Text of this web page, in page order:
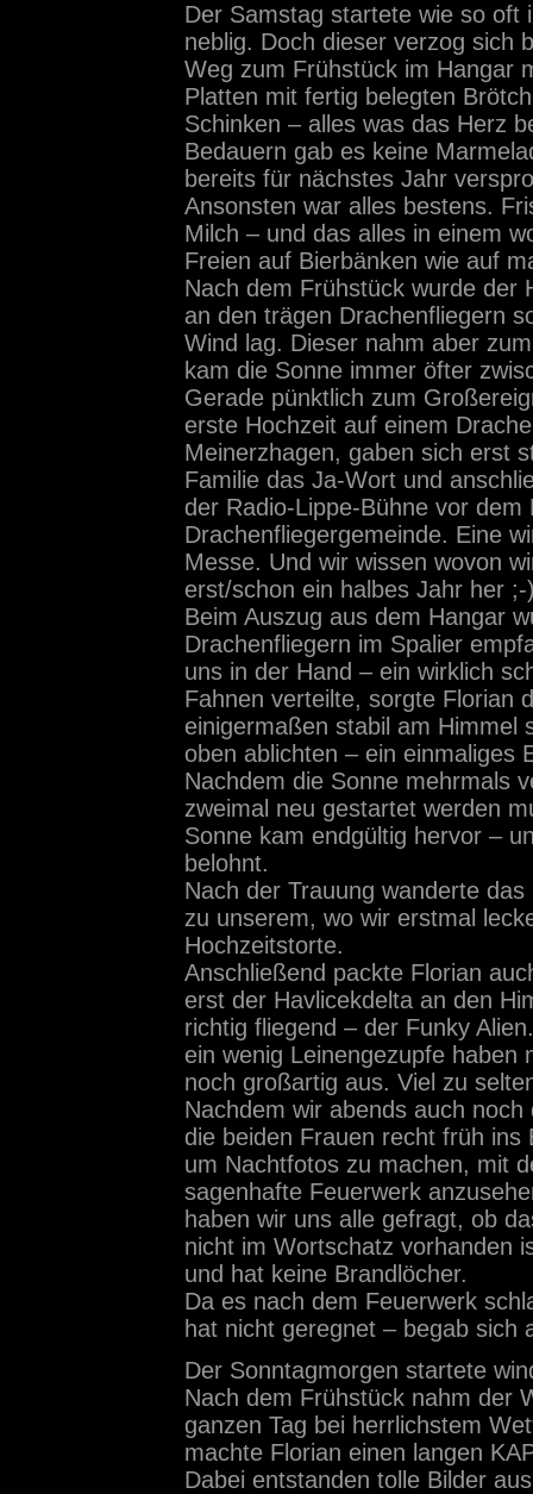
Der Samstag startete wie so oft
neblig. Doch dieser verzog sich
Weg zum Frühstück im Hangar
Platten mit fertig belegten
Schinken – alles was das Herz
Bedauern gab es keine
bereits für nächstes Jahr
Ansonsten war alles bestens.
Milch – und das alles in einem
Freien auf Bierbänken wie auf
Nach dem Frühstück wurde der
an den trägen Drachenfliegern
Wind lag. Dieser nahm aber
kam die Sonne immer öfter
Gerade pünktlich zum
erste Hochzeit auf einem
Meinerzhagen, gaben sich erst
Familie das Ja-Wort und
der Radio-Lippe-Bühne vor
Drachenfliegergemeinde. Eine
Messe. Und wir wissen wovon
erst/schon ein halbes Jahr her ;-
Beim Auszug aus dem Hangar
Drachenfliegern im Spalier
uns in der Hand – ein wirklich
Fahnen verteilte, sorgte Florian
einigermaßen stabil am Himmel
oben ablichten – ein einmaliges
Nachdem die Sonne mehrmals
zweimal neu gestartet werden
Sonne kam endgültig hervor –
belohnt.
Nach der Trauung wanderte
zu unserem, wo wir erstmal
Hochzeitstorte.
Anschließend packte Florian
erst der Havlicekdelta an den
richtig fliegend – der Funky
ein wenig Leinengezupfe
noch großartig aus. Viel zu
Nachdem wir abends auch
die beiden Frauen recht früh
um Nachtfotos zu machen, mit
sagenhafte Feuerwerk
haben wir uns alle gefragt, ob
nicht im Wortschatz vorhanden
und hat keine Brandlöcher.
Da es nach dem Feuerwerk
hat nicht geregnet – begab sich
Der Sonntagmorgen startete
Nach dem Frühstück nahm der
ganzen Tag bei herrlichstem
machte Florian einen langen
Dabei entstanden tolle Bilder